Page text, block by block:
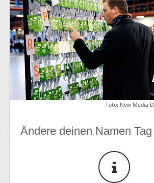
Foto: New Media
Ändere deinen Namen Tag